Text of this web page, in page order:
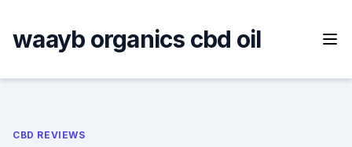
content
waayb organics cbd oil
CBD REVIEWS